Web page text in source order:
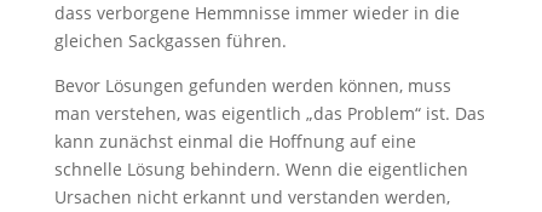
dass verborgene Hemmnisse immer wieder in die
gleichen Sackgassen führen.
Bevor Lösungen gefunden werden können, muss
man verstehen, was eigentlich „das Problem“ ist. Das
kann zunächst einmal die Hoffnung auf eine
schnelle Lösung behindern. Wenn die eigentlichen
Ursachen nicht erkannt und verstanden werden,